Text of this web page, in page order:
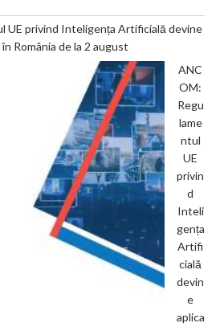
UE privind Inteligența Artificială devine
România de la 2 august
ANC
OM:
Regu
lame
ntul
UE
privin
d
Inteli
gența
Artifi
cială
devin
e
aplica